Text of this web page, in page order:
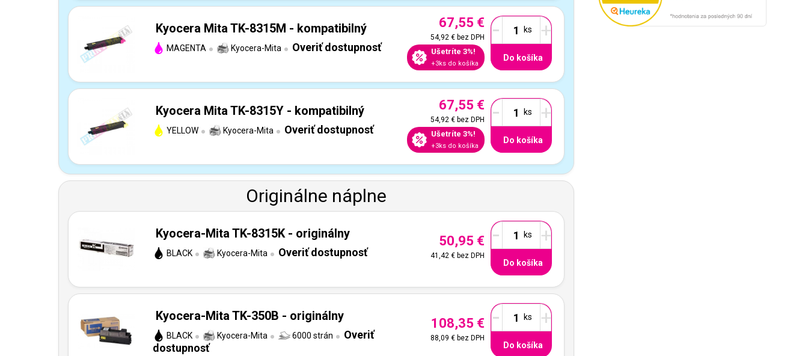
Kyocera Mita TK-8315M - kompatibilný
MAGENTA Kyocera-Mita Overiť dostupnosť
67,55 €
54,92 €bez DPH
Ušetríte 3%!
+3ks do košíka
- +
Do košíka
Kyocera Mita TK-8315Y - kompatibilný
YELLOW Kyocera-Mita Overiť dostupnosť
67,55 €
54,92 €bez DPH
Ušetríte 3%!
+3ks do košíka
- +
Do košíka
Originálne náplne
Kyocera-Mita TK-8315K - originálny
BLACK Kyocera-Mita Overiť dostupnosť
50,95 €
41,42 €bez DPH
- +
Do košíka
Kyocera-Mita TK-350B - originálny
BLACK Kyocera-Mita 6000 strán
Overiť
dostupnosť
108,35 €
88,09 €bez DPH
- +
Do košíka